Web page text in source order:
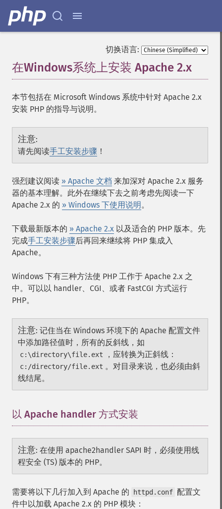
切换语言:
在Windows系统上安装 Apache 2.x
本节包括在 Microsoft Windows 系统中针对 Apache 2.x
安装 PHP 的指导与说明。
注意:
请先阅读手工安装步骤 ！
强烈建议阅读 » Apache 文档 来加深对 Apache 2.x 服务
器的基本理解。此外在继续下去之前考虑先阅读一下
Apache 2.x 的 » Windows 下使用说明。
下载最新版本的 » Apache 2.x 以及适合的 PHP 版本。先
完成手工安装步骤后再回来继续将 PHP 集成入
Apache。
Windows 下有三种方法使 PHP 工作于 Apache 2.x 之
中。可以以 handler、CGI、或者 FastCGI 方式运行
PHP。
注意: 记住当在 Windows 环境下的 Apache 配置文件
中添加路径值时，所有的反斜线，如
c:\directory\file.ext ，应转换为正斜线：
c:/directory/file.ext 。对目录来说，也必须由斜
线结尾。
以 Apache handler 方式安装
注意: 在使用 apache2handler SAPI 时，必须使用线
程安全 (TS) 版本的 PHP。
需要将以下几行加入到 Apache 的 httpd.conf 配置文
件中以加载 Apache 2.x 的 PHP 模块：